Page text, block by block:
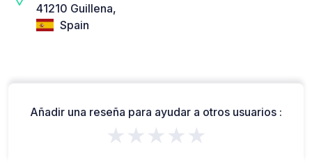
41210 Guillena,
Spain
Añadir una reseña para ayudar a otros usuarios :
★★★★★